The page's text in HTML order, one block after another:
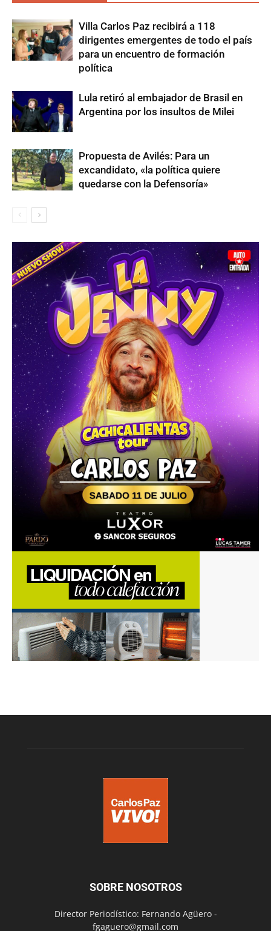
Villa Carlos Paz recibirá a 118
dirigentes emergentes de todo el país
para un encuentro de formación
política
Lula retiró al embajador de Brasil en
Argentina por los insultos de Milei
Propuesta de Avilés: Para un
excandidato, «la política quiere
quedarse con la Defensoría»
SOBRE NOSOTROS
Director Periodístico: Fernando Agüero -
fgaguero@gmail.com